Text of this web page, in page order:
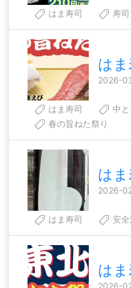
はま寿司 寿
は
2026-
はま寿司
中
春の旨ねた祭り
は
2026-
はま寿司 安
はま